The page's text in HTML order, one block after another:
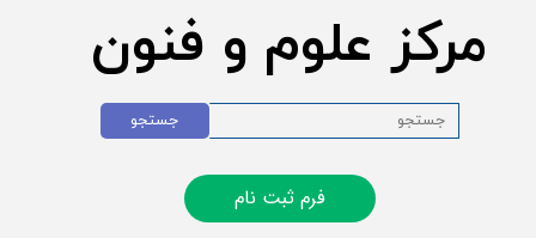
مرکز علوم و فنون
فرم ثبت نام
جستجو